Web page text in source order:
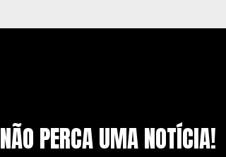
NÃO PERCA UMA NOTÍCIA!